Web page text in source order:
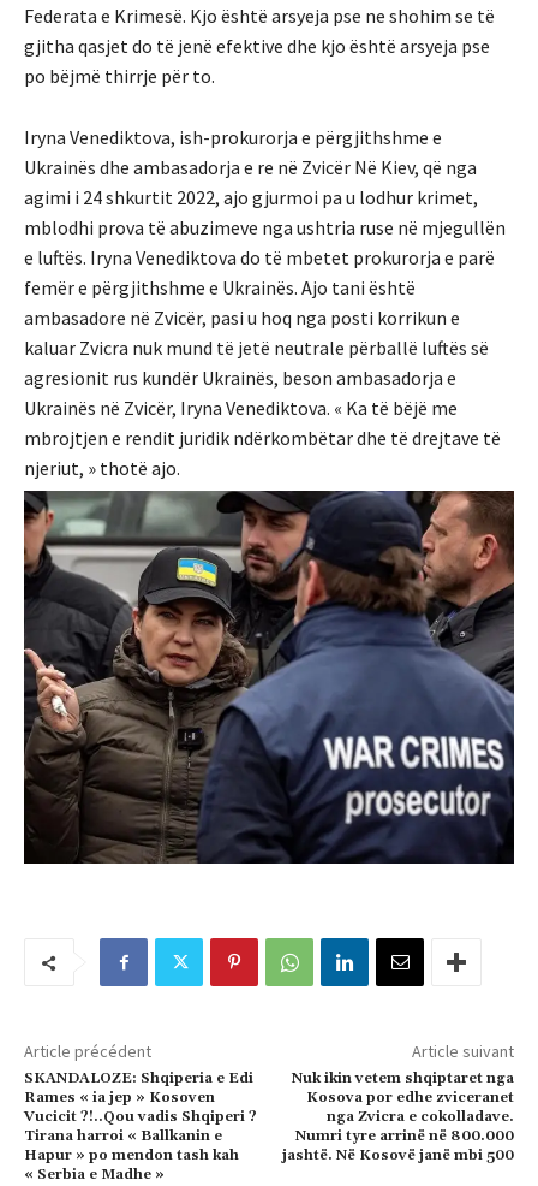
Federata e Krimesë. Kjo është arsyeja pse ne shohim se të
gjitha qasjet do të jenë efektive dhe kjo është arsyeja pse
po bëjmë thirrje për to.
Iryna Venediktova, ish-prokurorja e përgjithshme e
Ukrainës dhe ambasadorja e re në Zvicër Në Kiev, që nga
agimi i 24 shkurtit 2022, ajo gjurmoi pa u lodhur krimet,
mblodhi prova të abuzimeve nga ushtria ruse në mjegullën
e luftës. Iryna Venediktova do të mbetet prokurorja e parë
femër e përgjithshme e Ukrainës. Ajo tani është
ambasadore në Zvicër, pasi u hoq nga posti korrikun e
kaluar Zvicra nuk mund të jetë neutrale përballë luftës së
agresionit rus kundër Ukrainës, beson ambasadorja e
Ukrainës në Zvicër, Iryna Venediktova. « Ka të bëjë me
mbrojtjen e rendit juridik ndërkombëtar dhe të drejtave të
njeriut, » thotë ajo.
Article précédent
SKANDALOZE: Shqiperia e Edi
Rames « ia jep » Kosoven
Vucicit ?!..Qou vadis Shqiperi ?
Tirana harroi « Ballkanin e
Hapur » po mendon tash kah
« Serbia e Madhe »
Article suivant
Nuk ikin vetem shqiptaret nga
Kosova por edhe zviceranet
nga Zvicra e cokolladave.
Numri tyre arrinë në 800.000
jashtë. Në Kosovë janë mbi 500